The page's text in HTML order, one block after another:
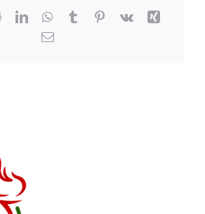
RedditLinkedInWhatsApp
TumblrPinterest
Vk
Xing
Email